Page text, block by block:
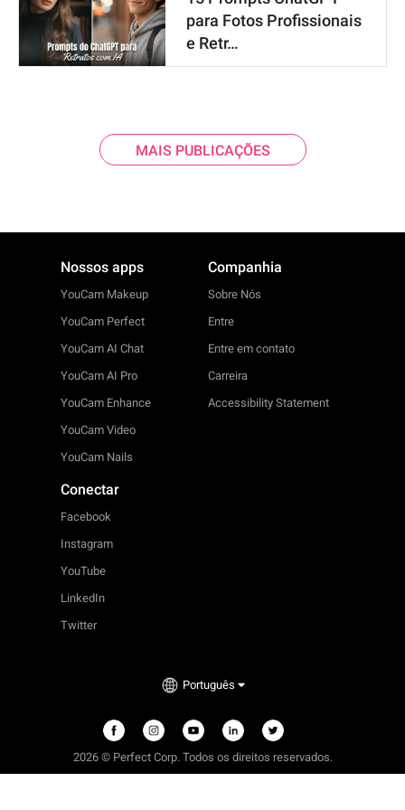
para Fotos Profissionais
e Retr…
MAIS PUBLICAÇÕES
Nossos apps
YouCam Makeup
YouCam Perfect
YouCam AI Chat
YouCam AI Pro
YouCam Enhance
YouCam Video
YouCam Nails
Companhia
Sobre Nós
Entre
Entre em contato
Carreira
Accessibility Statement
Conectar
Facebook
Instagram
YouTube
LinkedIn
Twitter
Português
2026 © Perfect Corp. Todos os direitos reservados.